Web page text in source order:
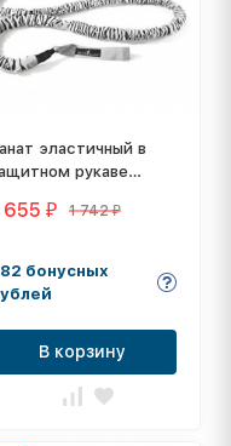
эластичный в
рукаве
длина: 5 метров
655₽ 1 742₽
бонусных
В корзину